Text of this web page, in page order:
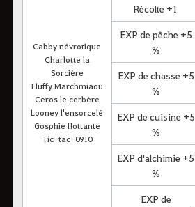
Cabby névrotique
Charlotte la
Sorcière
Fluffy Marchmiaou
Ceros le cerbère
Looney l'ensorcelé
Gosphie flottante
Tic-tac-0910
Récolte +1
EXP de pêche +5
%
EXP de chasse +5
%
EXP de cuisine +5
%
EXP d'alchimie +5
%
EXP de